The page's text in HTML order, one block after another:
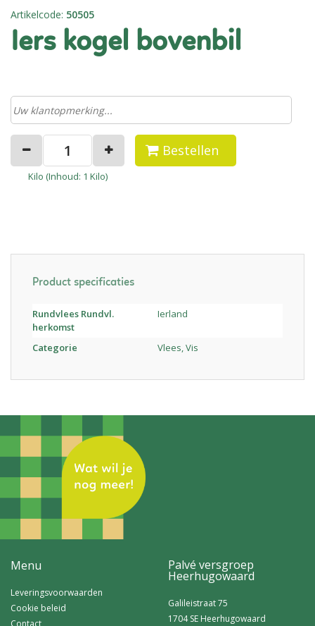
Artikelcode: 50505
iers kogel bovenbil
Bestellen
Kilo (Inhoud: 1 Kilo)
Product specificaties
Rundvlees Rundvl.
herkomst
Ierland
Categorie Vlees, Vis
Menu
Leveringsvoorwaarden
Cookie beleid
Contact
Palvé versgroep
Heerhugowaard
Galileistraat 75
1704 SE Heerhugowaard